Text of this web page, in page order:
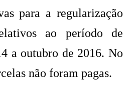
para a regularização
ao período de
a outubro de 2016. No
não foram pagas.